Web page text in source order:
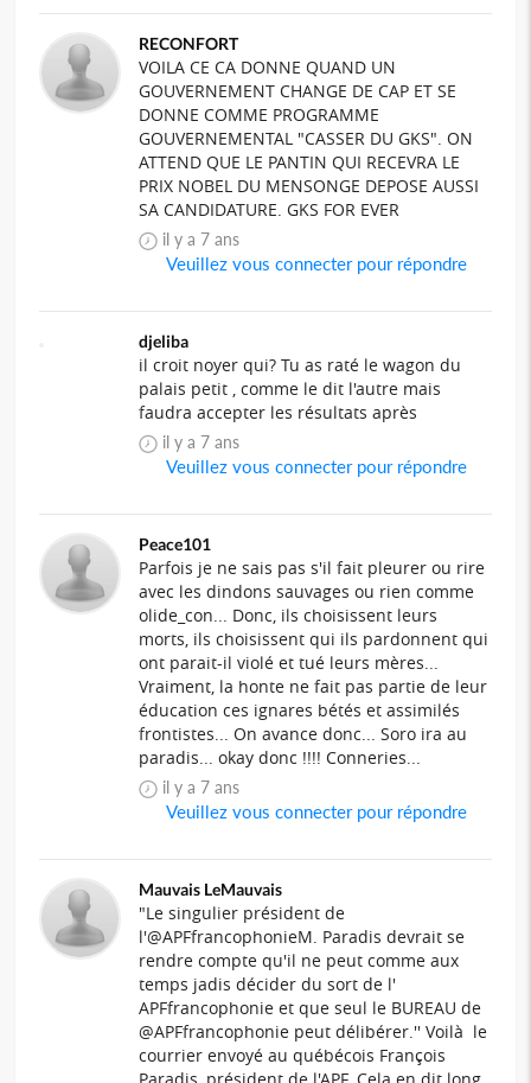
RECONFORT
VOILA CE CA DONNE QUAND UN
GOUVERNEMENT CHANGE DE CAP ET SE
DONNE COMME PROGRAMME
GOUVERNEMENTAL "CASSER DU GKS". ON
ATTEND QUE LE PANTIN QUI RECEVRA LE
PRIX NOBEL DU MENSONGE DEPOSE AUSSI
SA CANDIDATURE. GKS FOR EVER
il y a 7 ans
Veuillez vous connecter pour répondre
djeliba
il croit noyer qui? Tu as raté le wagon du
palais petit , comme le dit l'autre mais
faudra accepter les résultats après
il y a 7 ans
Veuillez vous connecter pour répondre
Peace101
Parfois je ne sais pas s'il fait pleurer ou rire
avec les dindons sauvages ou rien comme
olide_con... Donc, ils choisissent leurs
morts, ils choisissent qui ils pardonnent qui
ont parait-il violé et tué leurs mères...
Vraiment, la honte ne fait pas partie de leur
éducation ces ignares bétés et assimilés
frontistes... On avance donc... Soro ira au
paradis... okay donc !!!! Conneries...
il y a 7 ans
Veuillez vous connecter pour répondre
Mauvais LeMauvais
"Le singulier président de
l'@APFfrancophonieM. Paradis devrait se
rendre compte qu'il ne peut comme aux
temps jadis décider du sort de l'
APFfrancophonie et que seul le BUREAU de
@APFfrancophonie peut délibérer.'' Voilà le
courrier envoyé au québécois François